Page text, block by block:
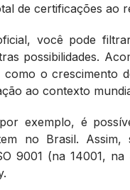
de certificações ao
você pode
possibilidades.
como o crescimento
ao contexto
exemplo, é
no Brasil.
9001 (na 14001,